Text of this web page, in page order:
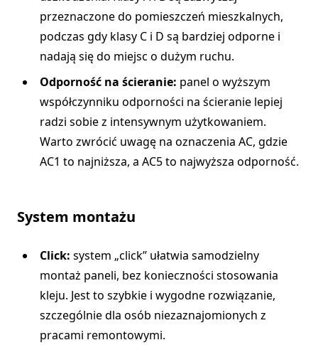
przeznaczone do pomieszczeń mieszkalnych,
podczas gdy klasy C i D są bardziej odporne i
nadają się do miejsc o dużym ruchu.
Odporność na ścieranie: panel o wyższym
współczynniku odporności na ścieranie lepiej
radzi sobie z intensywnym użytkowaniem.
Warto zwrócić uwagę na oznaczenia AC, gdzie
AC1 to najniższa, a AC5 to najwyższa odporność.
System montażu
Click: system „click” ułatwia samodzielny
montaż paneli, bez konieczności stosowania
kleju. Jest to szybkie i wygodne rozwiązanie,
szczególnie dla osób niezaznajomionych z
pracami remontowymi.